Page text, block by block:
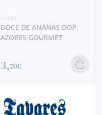
DOCES
DOCE DE ANANÁS DOP
AZORES GOURMET
3,70€